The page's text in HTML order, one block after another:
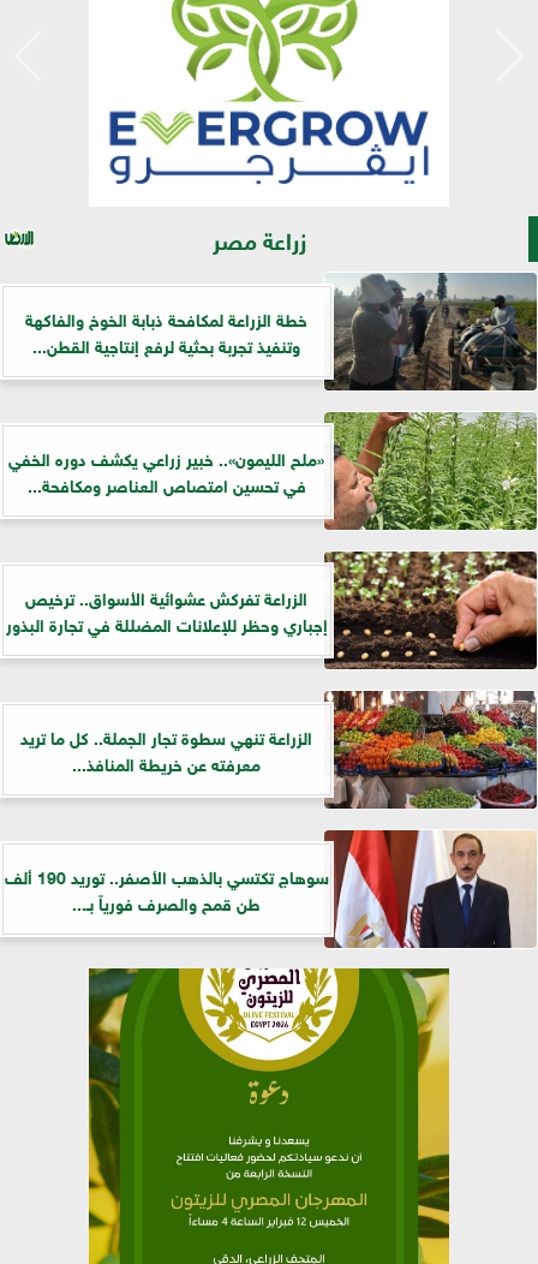
زراعة مصر
خطة الزراعة لمكافحة ذبابة الخوخ والفاكهة
وتنفيذ تجربة بحثية لرفع إنتاجية القطن...
«ملح الليمون».. خبير زراعي يكشف دوره الخفي
في تحسين امتصاص العناصر ومكافحة...
الزراعة تفركش عشوائية الأسواق.. ترخيص
إجباري وحظر للإعلانات المضللة في تجارة البذور
الزراعة تنهي سطوة تجار الجملة.. كل ما تريد
معرفته عن خريطة المنافذ...
سوهاج تكتسي بالذهب الأصفر.. توريد 190 ألف
طن قمح والصرف فورياً بـ...